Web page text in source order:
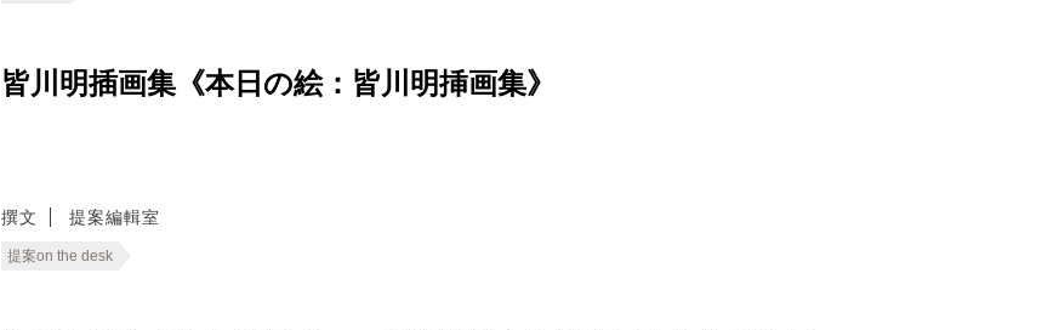
皆川明插画集《本日の絵：皆川明挿画集》
撰文 提案編輯室
提案on the desk